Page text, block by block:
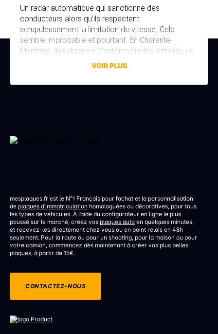
Un radar automatique qui sanctionne des
conducteurs alors qu’ils respectent
scrupuleusement la limitation de vitesse. Cela
semble improbable et pourtant. En Charente-
Maritime, des dizaines d’automobilistes ont reçu un
avis de contravention alors qu’ils n’avaient commis
discrète mais aux conséquences bien réelles. Une
VOIR PLUS
mesplaques.fr est le N°1 Français pour l’achat et la personnalisation
de plaques d’immatriculation homologuées ou décoratives, pour tous
les types de véhicules. À l’aide du configurateur en ligne le plus
poussé sur le marché, créez vos plaques auto en quelques minutes,
et recevez-les directement chez vous ou en point relais en 48h
seulement. Pour la route ou pour un shooting, pour la maison ou pour
votre camion, commencez dès maintenant à créer vos plus belles
plaques, à partir de 15€.
CONTACTEZ-NOUS